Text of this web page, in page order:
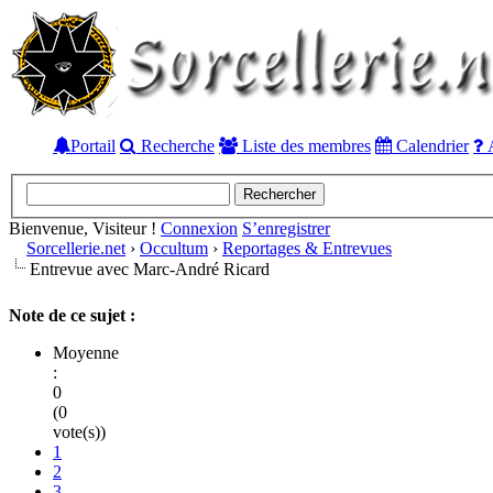
Portail Recherche Liste des membres Calendrier
Bienvenue, Visiteur ! Connexion S’enregistrer
Sorcellerie.net › Occultum › Reportages & Entrevues
Entrevue avec Marc-André Ricard
Note de ce sujet :
Moyenne
:
0
(0
vote(s))
1
2